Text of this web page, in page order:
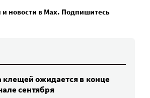
и новости в Max. Подпишитесь
клещей ожидается в конце
сентября